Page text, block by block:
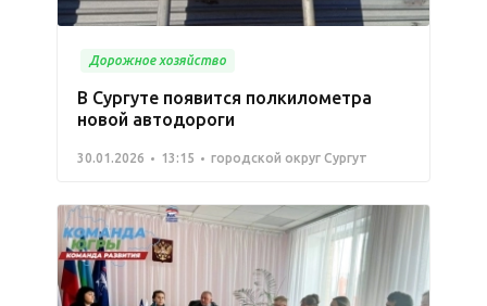
Дорожное хозяйство
В Сургуте появится полкилометра
новой автодороги
30.01.2026 13:15 городской округ Сургут